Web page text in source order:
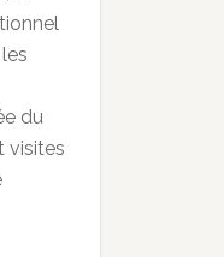
du
visites